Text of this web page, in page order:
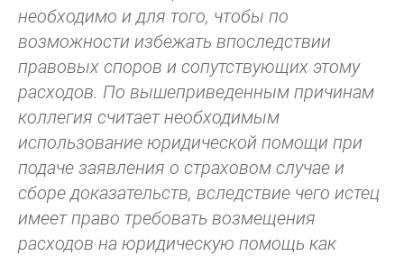
необходимо и для того, чтобы по
возможности избежать впоследствии
правовых споров и сопутствующих этому
расходов. По вышеприведенным причинам
коллегия считает необходимым
использование юридической помощи при
подаче заявления о страховом случае и
сборе доказательств, вследствие чего истец
имеет право требовать возмещения
расходов на юридическую помощь как